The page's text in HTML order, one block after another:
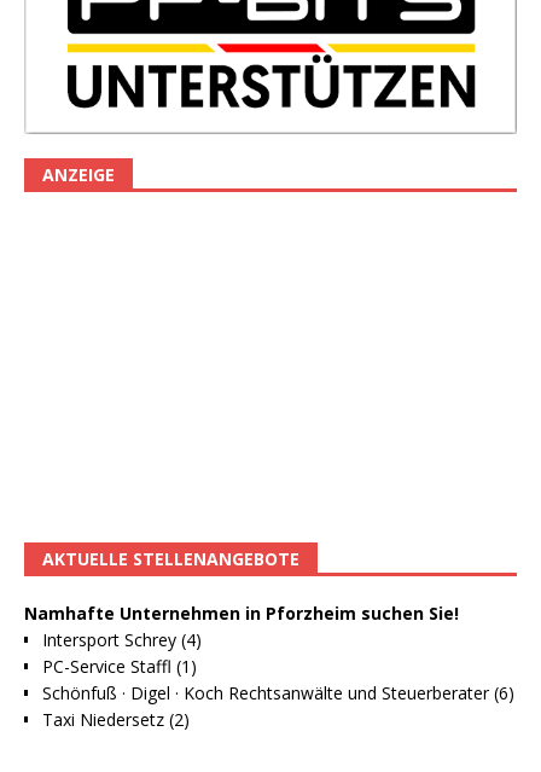
ANZEIGE
AKTUELLE STELLENANGEBOTE
Namhafte Unternehmen in Pforzheim suchen Sie!
Intersport Schrey (4)
PC-Service Staffl (1)
Schönfuß · Digel · Koch Rechtsanwälte und Steuerberater (6)
Taxi Niedersetz (2)